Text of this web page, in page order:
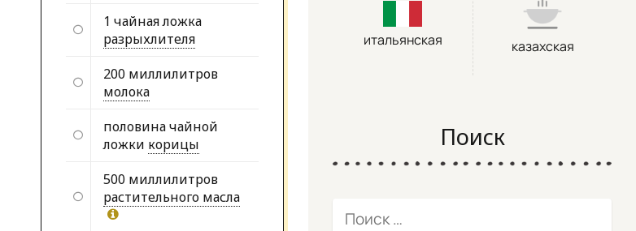
1 чайная ложка
разрыхлителя
200 миллилитров
молока
половина чайной
ложки корицы
500 миллилитров
растительного масла
итальянская казахская
Поиск